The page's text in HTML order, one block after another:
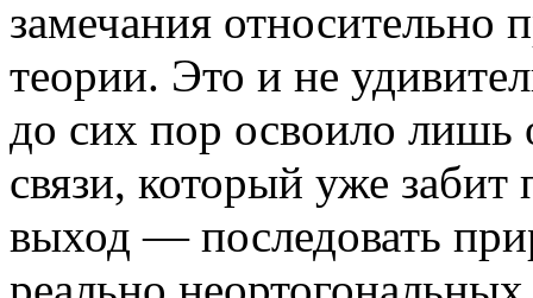
замечания относительно
теории. Это и не
до сих пор освоило лишь
связи, который уже забит
выход — последовать